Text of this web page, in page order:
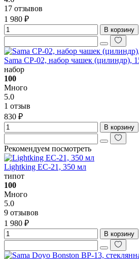
17 отзывов
1 980 ₽
В корзину
Sama CP-02, набор чашек (цилиндр),
набор
100
Много
5.0
1 отзыв
830 ₽
В корзину
Рекомендуем посмотреть
Lightking EC-21, 350 мл
типот
100
Много
5.0
9 отзывов
1 980 ₽
В корзину